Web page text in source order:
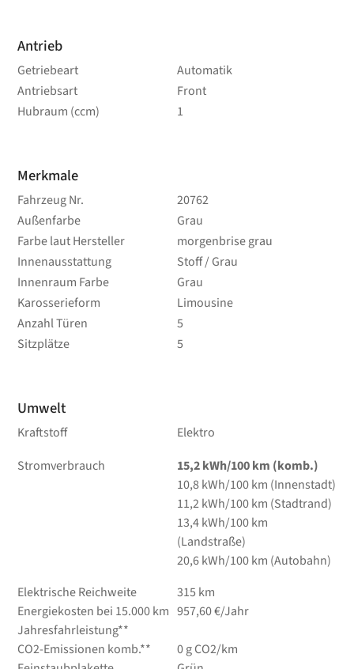
Antrieb
Getriebeart
Automatik
Antriebsart
Front
Hubraum (ccm)
1
Merkmale
Fahrzeug Nr.
20762
Außenfarbe
Grau
Farbe laut Hersteller
morgenbrise grau
Innenausstattung
Stoff / Grau
Innenraum Farbe
Grau
Karosserieform
Limousine
Anzahl Türen
5
Sitzplätze
5
Umwelt
Kraftstoff
Elektro
Stromverbrauch
15,2 kWh/100 km (komb.)
10,8 kWh/100 km (Innenstadt)
11,2 kWh/100 km (Stadtrand)
13,4 kWh/100 km
(Landstraße)
20,6 kWh/100 km (Autobahn)
Elektrische Reichweite
315 km
Energiekosten bei 15.000 km
Jahresfahrleistung**
957,60 €/Jahr
CO2-Emissionen komb.**
0 g CO2/km